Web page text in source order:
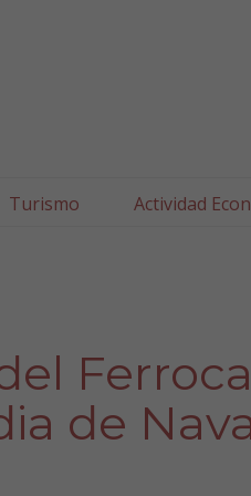
Turismo Actividad
de